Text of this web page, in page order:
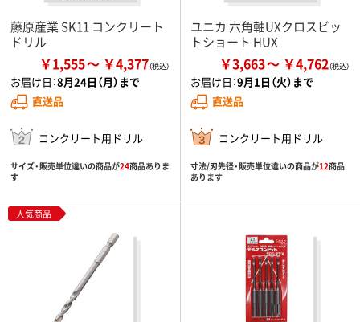
藤原産業 SK11 コンクリート
ドリル
￥1,555 ￥4,377
お届け日：8月24日（月）まで
直送品
コンクリート用ドリル
サイズ・販売単位違いの商品が24商品ありま
す
ユニカ 六角軸UXクロスビッ
トショート HUX
￥3,663 ￥4,762
お届け日：9月1日（火）まで
直送品
コンクリート用ドリル
寸法/刃先径・販売単位違いの商品が12商品
あります
人気商品